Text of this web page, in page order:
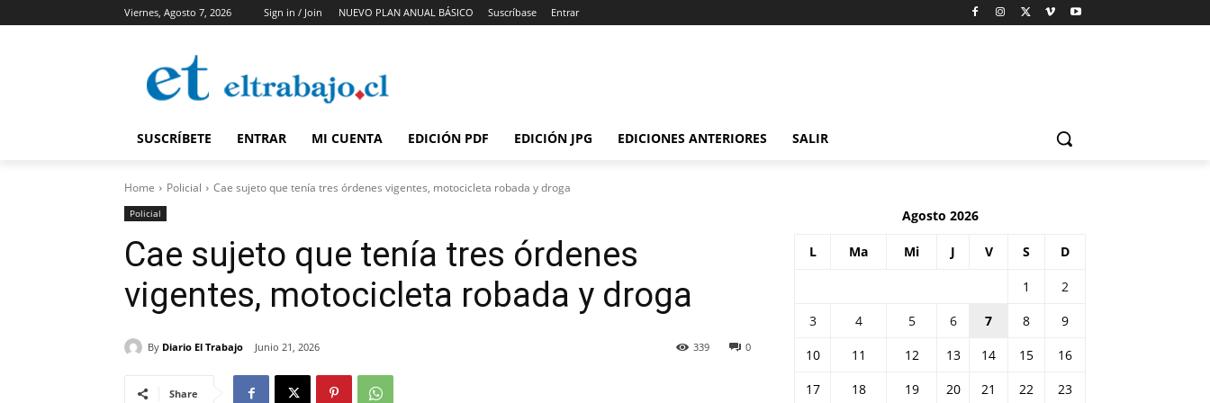
Viernes, Agosto 7, 2026 Sign in / Join NUEVO PLAN ANUAL BÁSICO Suscríbase Entrar
SUSCRÍBETE ENTRAR MI CUENTA EDICIÓN PDF EDICIÓN JPG EDICIONES ANTERIORES SALIR
Home Policial Cae sujeto que tenía tres órdenes vigentes, motocicleta robada y droga
Policial
Cae sujeto que tenía tres órdenes
vigentes, motocicleta robada y droga
By Diario El Trabajo Junio 21, 2026 0
339
Share
Agosto 2026
L Ma Mi J V S D
1
2
3
4 5 6 7 8
9
10
11 12 13 14 15
16
17
18 19 20 21 22 23